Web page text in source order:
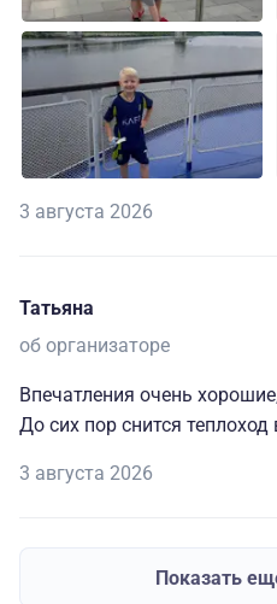
3 августа 2026
Татьяна
об организаторе
Впечатления очень
До сих пор снится теплоход
3 августа 2026
Показать